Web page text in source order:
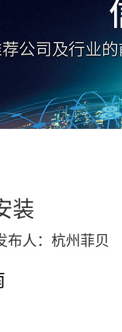
装
人：杭州菲贝